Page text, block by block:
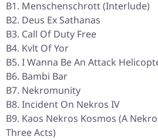
B1. Menschenschrott (Interlude)
B2. Deus Ex Sathanas
B3. Call Of Duty Free
B4. Kvlt Of Yor
B5. I Wanna Be An Attack
B6. Bambi Bar
B7. Nekromunity
B8. Incident On Nekros IV
B9. Kaos Nekros Kosmos (A
Three Acts)